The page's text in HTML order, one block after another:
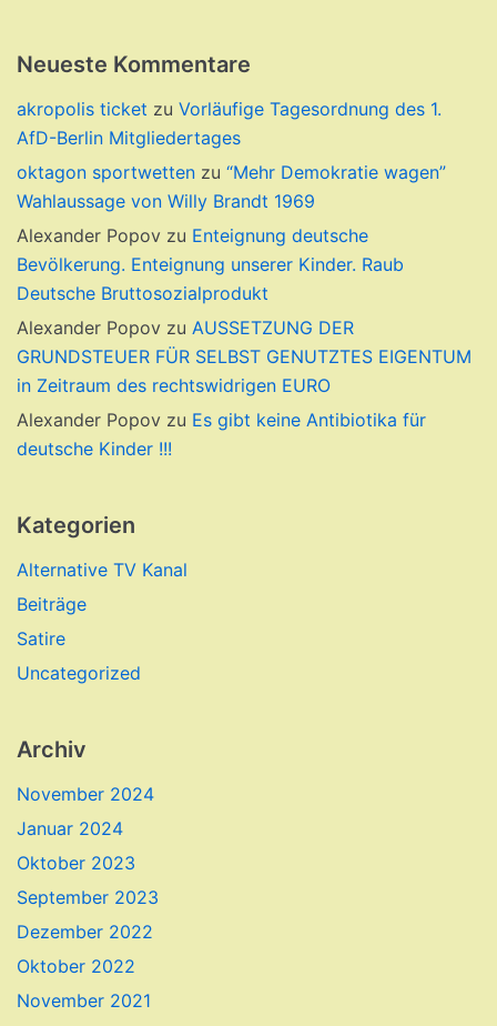
Neueste Kommentare
akropolis ticket zu Vorläufige Tagesordnung des 1.
AfD-Berlin Mitgliedertages
oktagon sportwetten zu “Mehr Demokratie wagen”
Wahlaussage von Willy Brandt 1969
Alexander Popov zu Enteignung deutsche
Bevölkerung. Enteignung unserer Kinder. Raub
Deutsche Bruttosozialprodukt
Alexander Popov zu AUSSETZUNG DER
GRUNDSTEUER FÜR SELBST GENUTZTES EIGENTUM
in Zeitraum des rechtswidrigen EURO
Alexander Popov zu Es gibt keine Antibiotika für
deutsche Kinder !!!
Kategorien
Alternative TV Kanal
Beiträge
Satire
Uncategorized
Archiv
November 2024
Januar 2024
Oktober 2023
September 2023
Dezember 2022
Oktober 2022
November 2021